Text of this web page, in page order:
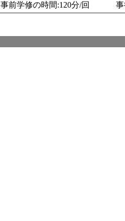
事前学修の時間:120分/回 事